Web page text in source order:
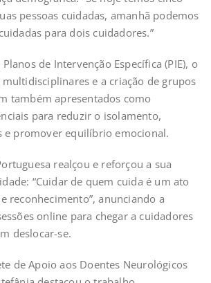
pessoas cuidadas, amanhã podemos
para dois cuidadores.”
de Intervenção Específica (PIE), o
e a criação de grupos
também apresentados como
para reduzir o isolamento,
e promover equilíbrio emocional.
realçou e reforçou a sua
“Cuidar de quem cuida é um ato
reconhecimento”, anunciando a
online para chegar a cuidadores
deslocar-se.
de Apoio aos Doentes Neurológicos